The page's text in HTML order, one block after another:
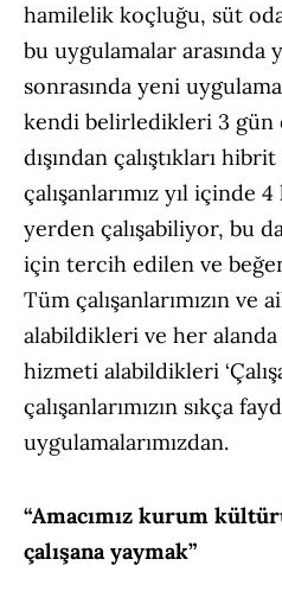
hamilelik koçluğu, süt
bu uygulamalar arasında
sonrasında yeni uygulama
kendi belirledikleri 3 gün
dışından çalıştıkları
çalışanlarımız yıl içinde
yerden çalışabiliyor, bu
için tercih edilen ve
Tüm çalışanlarımızın
alabildikleri ve her alanda
hizmeti alabildikleri
çalışanlarımızın sıkça
uygulamalarımızdan.
“Amacımız kurum
çalışana yaymak”